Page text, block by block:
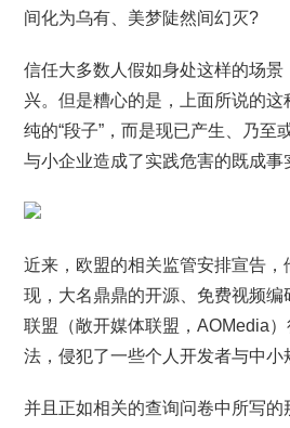
间化为乌有、美梦陡然间幻灭?
信任大多数人假如身处这样的场景
兴。但是糟心的是，上面所说的
纯的“段子”，而是现已产生、乃至
与小企业造成了实践危害的既成事
近来，欧盟的相关监管安排宣告，
现，大名鼎鼎的开源、免费视频编
联盟（敞开媒体联盟，AOMedia
法，侵犯了一些个人开发者与中小
并且正如相关的查询问卷中所写的